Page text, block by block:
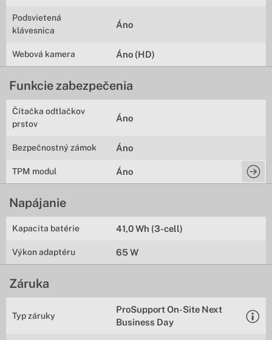
Podsvietená
klávesnica
Áno
Webová kamera Áno (HD)
Funkcie zabezpečenia
Čítačka odtlačkov
prstov
Áno
Bezpečnostný zámok Áno
TPM modul Áno
Napájanie
Kapacita batérie 41,0 Wh (3-cell)
Výkon adaptéru 65 W
Záruka
Typ záruky
ProSupport On-Site Next
Business Day